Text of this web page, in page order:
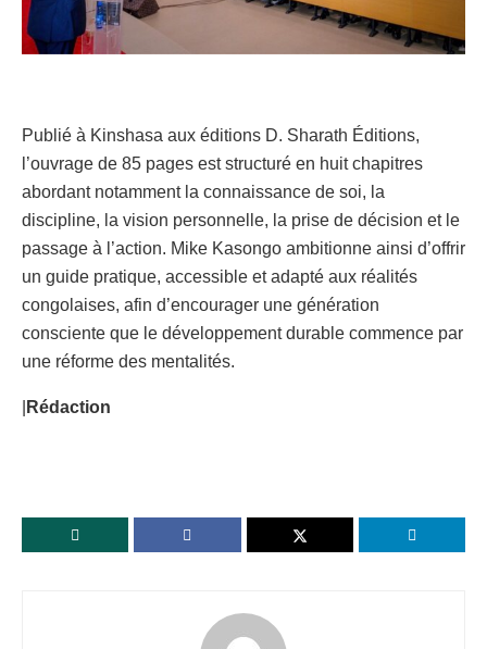
Publié à Kinshasa aux éditions D. Sharath Éditions,
l’ouvrage de 85 pages est structuré en huit chapitres
abordant notamment la connaissance de soi, la
discipline, la vision personnelle, la prise de décision et le
passage à l’action. Mike Kasongo ambitionne ainsi d’offrir
un guide pratique, accessible et adapté aux réalités
congolaises, afin d’encourager une génération
consciente que le développement durable commence par
une réforme des mentalités.
Rédaction